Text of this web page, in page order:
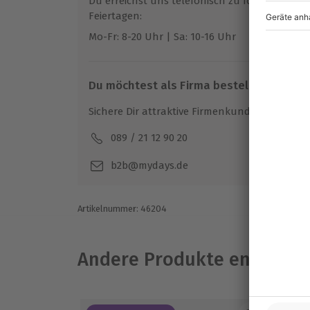
Erwachsenen
• Hunde erlaubt (Extrakosten 10 Euro pro
Feiertagen:
Mo-Fr: 8-20 Uhr | Sa: 10-16 Uhr
Du möchtest als Firma bestellen?
Sichere Dir attraktive Firmenkunden Vorteile.
089 / 21 12 90 20
b2b@mydays.de
Artikelnummer: 46204
Andere Produkte entdecken